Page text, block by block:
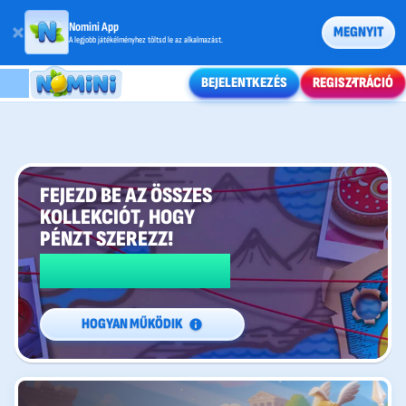
Nomini App
A legjobb játékélményhez töltsd le az alkalmazást. MEGNYIT
BEJELENTKEZÉS REGISZTRÁCIÓ
FEJEZD BE AZ ÖSSZES
KOLLEKCIÓT, HOGY
PÉNZT SZEREZZ!
5000 €
HOGYAN MŰKÖDIK